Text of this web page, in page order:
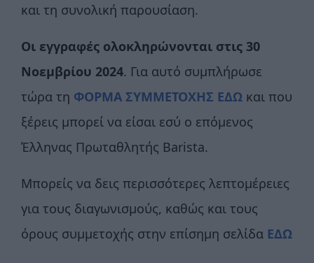
και τη συνολική παρουσίαση.
Οι εγγραφές ολοκληρώνονται στις 30
Νοεμβρίου 2024. Για αυτό συμπλήρωσε
τώρα τη ΦΟΡΜΑ ΣΥΜΜΕΤΟΧΗΣ ΕΔΩ και που
ξέρεις μπορεί να είσαι εσύ ο επόμενος
Έλληνας Πρωταθλητής Βarista.
Μπορείς να δεις περισσότερες λεπτομέρειες
για τους διαγωνισμούς, καθώς και τους
όρους συμμετοχής στην επίσημη σελίδα ΕΔΩ